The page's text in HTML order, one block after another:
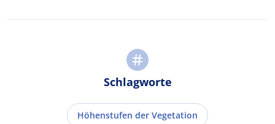
Schlagworte
Höhenstufen der Vegetation